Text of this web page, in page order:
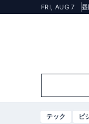
FRI, AUG 7 昼
テック ビ